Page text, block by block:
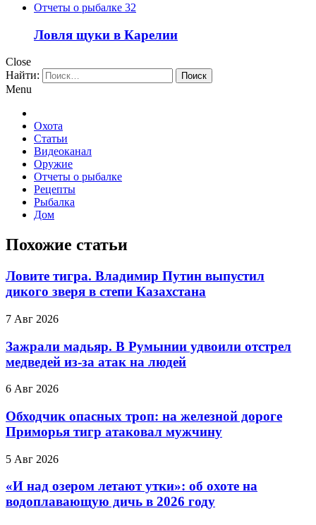
Отчеты о рыбалке 32
Ловля щуки в Карелии
Close
Найти:
Menu
Охота
Статьи
Видеоканал
Оружие
Отчеты о рыбалке
Рецепты
Рыбалка
Дом
Похожие статьи
Ловите тигра. Владимир Путин выпустил
дикого зверя в степи Казахстана
7 Авг 2026
Зажрали мадьяр. В Румынии удвоили отстрел
медведей из-за атак на людей
6 Авг 2026
Обходчик опасных троп: на железной дороге
Приморья тигр атаковал мужчину
5 Авг 2026
«И над озером летают утки»: об охоте на
водоплавающую дичь в 2026 году